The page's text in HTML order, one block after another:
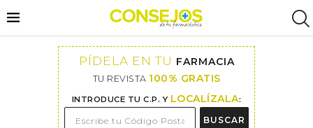
PÍDELA EN TU FARMACIA
TU REVISTA 100% GRATIS
INTRODUCE TU C.P. Y LOCALÍZALA:
BUSCAR